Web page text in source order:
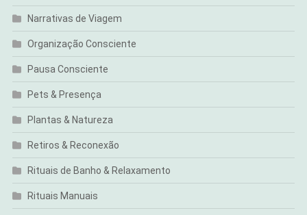
Narrativas de Viagem
Organização Consciente
Pausa Consciente
Pets & Presença
Plantas & Natureza
Retiros & Reconexão
Rituais de Banho & Relaxamento
Rituais Manuais